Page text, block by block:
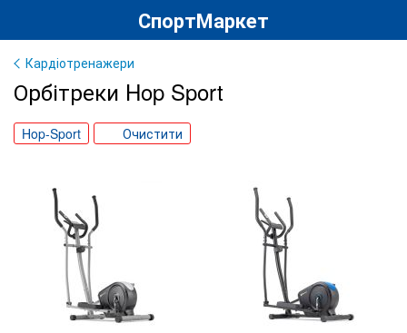
СпортМаркет
Кардіотренажери
Орбітреки Hop Sport
Hop-Sport Очистити